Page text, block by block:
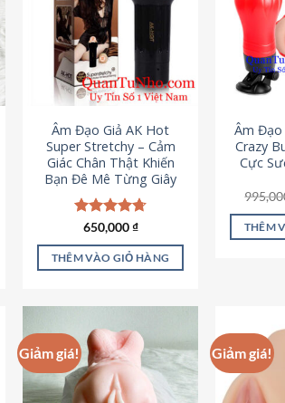
Âm Đạo Giả AK Hot
Super Stretchy – Cảm
Giác Chân Thật Khiến
Bạn Đê Mê Từng Giây
Được xếp
hạng4.75
5 sao
650,000₫
THÊM VÀO GIỎ HÀNG
Âm
Crazy
Cực
THÊM
Giảm giá! Giảm giá!